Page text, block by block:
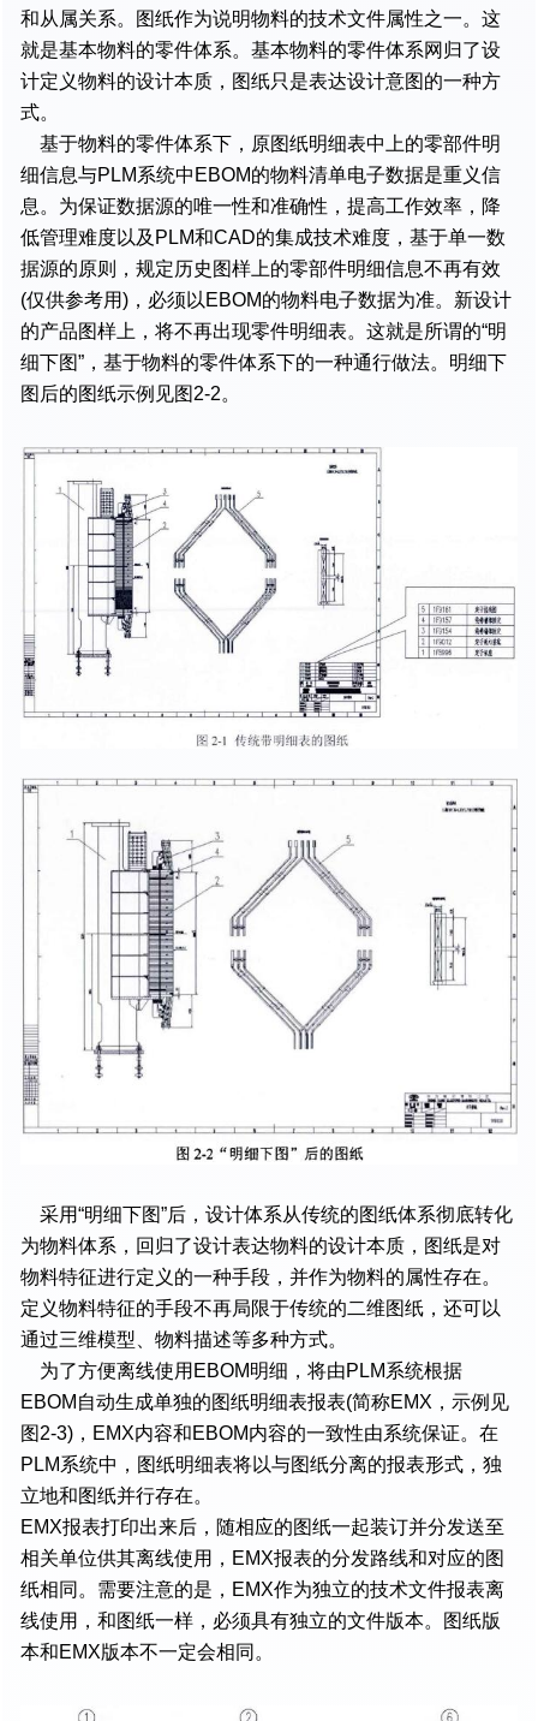
和从属关系。图纸作为说明物料的技术文件属性之一。这
就是基本物料的零件体系。基本物料的零件体系网归了设
计定义物料的设计本质，图纸只是表达设计意图的一种方
式。
基于物料的零件体系下，原图纸明细表中上的零部件明
细信息与PLM系统中EBOM的物料清单电子数据是重义信
息。为保证数据源的唯一性和准确性，提高工作效率，降
低管理难度以及PLM和CAD的集成技术难度，基于单一数
据源的原则，规定历史图样上的零部件明细信息不再有效
(仅供参考用)，必须以EBOM的物料电子数据为准。新设计
的产品图样上，将不再出现零件明细表。这就是所谓的“明
细下图”，基于物料的零件体系下的一种通行做法。明细下
图后的图纸示例见图2-2。
采用“明细下图”后，设计体系从传统的图纸体系彻底转化
为物料体系，回归了设计表达物料的设计本质，图纸是对
物料特征进行定义的一种手段，并作为物料的属性存在。
定义物料特征的手段不再局限于传统的二维图纸，还可以
通过三维模型、物料描述等多种方式。
为了方便离线使用EBOM明细，将由PLM系统根据
EBOM自动生成单独的图纸明细表报表(简称EMX，示例见
图2-3)，EMX内容和EBOM内容的一致性由系统保证。在
PLM系统中，图纸明细表将以与图纸分离的报表形式，独
立地和图纸并行存在。
EMX报表打印出来后，随相应的图纸一起装订并分发送至
相关单位供其离线使用，EMX报表的分发路线和对应的图
纸相同。需要注意的是，EMX作为独立的技术文件报表离
线使用，和图纸一样，必须具有独立的文件版本。图纸版
本和EMX版本不一定会相同。